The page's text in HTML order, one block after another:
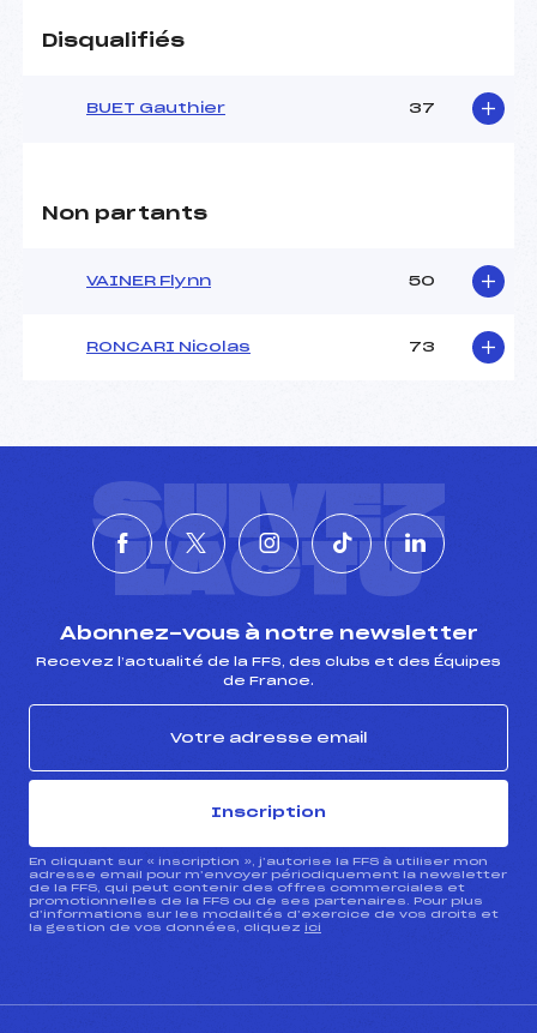
Disqualifiés
BUET Gauthier 37
Non partants
VAINER Flynn 50
RONCARI Nicolas 73
SUIVEZ
L'ACTU
Abonnez-vous à notre newsletter
Recevez l’actualité de la FFS, des clubs et des Équipes
de France.
Inscription
En cliquant sur « inscription », j’autorise la FFS à utiliser mon
adresse email pour m’envoyer périodiquement la newsletter
de la FFS, qui peut contenir des offres commerciales et
promotionnelles de la FFS ou de ses partenaires. Pour plus
d’informations sur les modalités d’exercice de vos droits et
la gestion de vos données, cliquez ici